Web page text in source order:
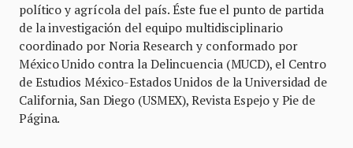
político y agrícola del país. Éste fue el punto de partida
de la investigación del equipo multidisciplinario
coordinado por Noria Research y conformado por
México Unido contra la Delincuencia (MUCD), el Centro
de Estudios México-Estados Unidos de la Universidad de
California, San Diego (USMEX), Revista Espejo y Pie de
Página.